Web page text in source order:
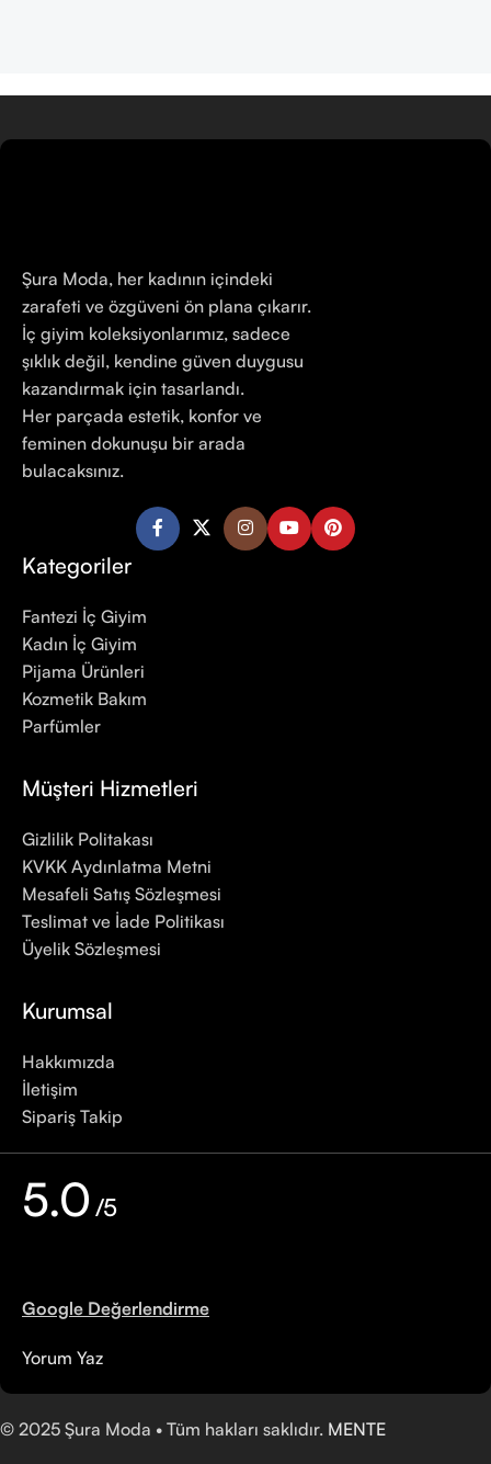
Şura Moda, her kadının içindeki
zarafeti ve özgüveni ön plana çıkarır.
İç giyim koleksiyonlarımız, sadece
şıklık değil, kendine güven duygusu
kazandırmak için tasarlandı.
Her parçada estetik, konfor ve
feminen dokunuşu bir arada
bulacaksınız.
Kategoriler
Fantezi İç Giyim
Kadın İç Giyim
Pijama Ürünleri
Kozmetik Bakım
Parfümler
Müşteri Hizmetleri
Gizlilik Politakası
KVKK Aydınlatma Metni
Mesafeli Satış Sözleşmesi
Teslimat ve İade Politikası
Üyelik Sözleşmesi
Kurumsal
Hakkımızda
İletişim
Sipariş Takip
5.0 /5
Google Değerlendirme
Yorum Yaz
© 2025 Şura Moda • Tüm hakları saklıdır. MENTE